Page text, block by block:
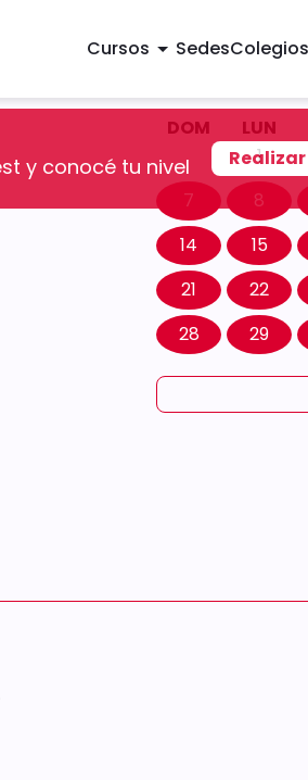
Cursos Sedes
DOM LUN
1
7
8
14
15
21
22
28
29
y conocé tu nivel